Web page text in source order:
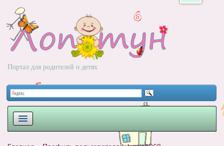
Портал для родителей о детях